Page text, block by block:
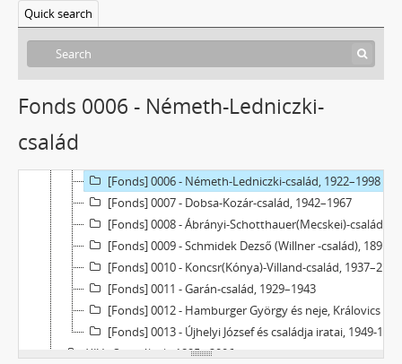
Quick search
Fonds 0006 - Németh-Ledniczki-
család
X - Egyesületek, 1896 - 2023
XI - Gazdasági szervek, 1912 - 1979
XIII - Családok, 1886 - 2017
[Fonds] 0002 - Berkovics-család, 1910–1965
[Fonds] 0003 - Kreiner-család, 1940–1954
[Fonds] 0006 - Németh-Ledniczki-család, 1922–1998
[Fonds] 0007 - Dobsa-Kozár-család, 1942–1967
[Fonds] 0008 - Ábrányi-Schotthauer(Mecskei)-család, 1903–1961
[Fonds] 0009 - Schmidek Dezső (Willner -család), 1897–2000
[Fonds] 0010 - Koncsr(Kónya)-Villand-család, 1937–2005
[Fonds] 0011 - Garán-család, 1929–1943
[Fonds] 0012 - Hamburger György és neje, Královics Emilia családi iratai, 1922–1957
[Fonds] 0013 - Újhelyi József és családja iratai, 1949-1988
XIV - Személyek, 1895 - 2006